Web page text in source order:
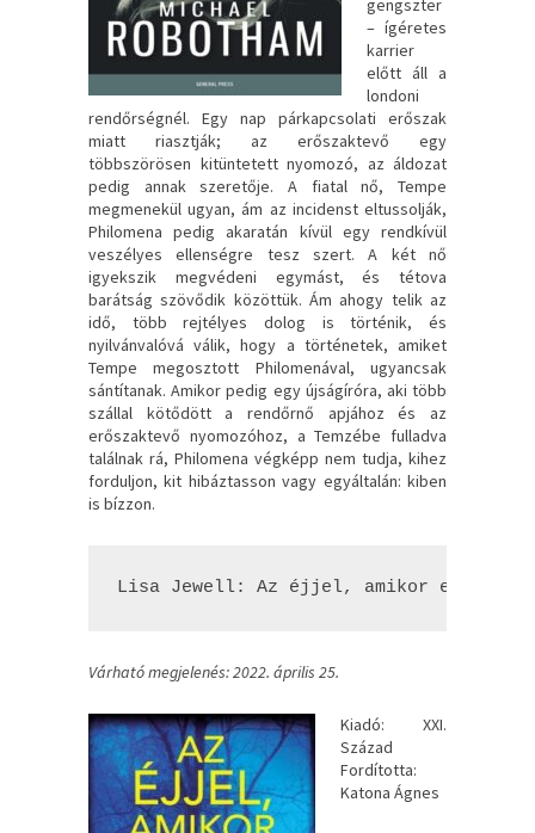
gengszter
– ígéretes
karrier
előtt áll a
londoni
rendőrségnél. Egy nap párkapcsolati erőszak
miatt riasztják; az erőszaktevő egy
többszörösen kitüntetett nyomozó, az áldozat
pedig annak szeretője. A fiatal nő, Tempe
megmenekül ugyan, ám az incidenst eltussolják,
Philomena pedig akaratán kívül egy rendkívül
veszélyes ellenségre tesz szert. A két nő
igyekszik megvédeni egymást, és tétova
barátság szövődik közöttük. Ám ahogy telik az
idő, több rejtélyes dolog is történik, és
nyilvánvalóvá válik, hogy a történetek, amiket
Tempe megosztott Philomenával, ugyancsak
sántítanak. Amikor pedig egy újságíróra, aki több
szállal kötődött a rendőrnő apjához és az
erőszaktevő nyomozóhoz, a Temzébe fulladva
találnak rá, Philomena végképp nem tudja, kihez
forduljon, kit hibáztasson vagy egyáltalán: kiben
is bízzon.
Lisa Jewell: Az ​éjjel, amikor eltűnt
Várható megjelenés: 2022. április 25.
Kiadó: XXI.
Század
Fordította:
Katona Ágnes